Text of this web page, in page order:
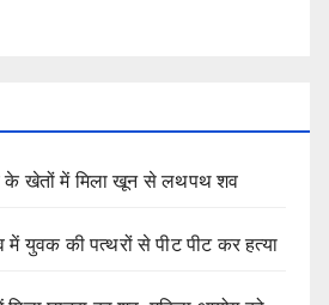
के खेतों में मिला खून से लथपथ शव
में युवक की पत्थरों से पीट पीट कर हत्या